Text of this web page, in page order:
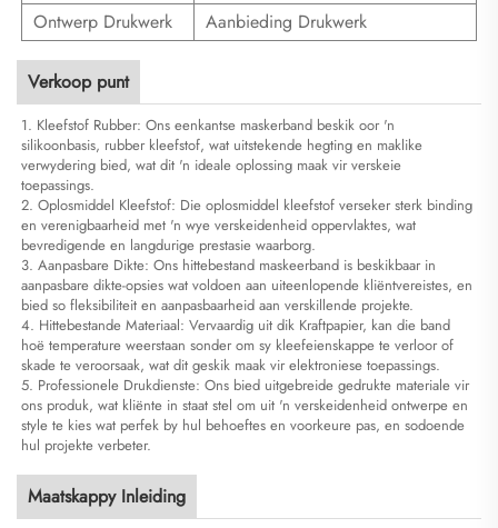
Ontwerp Drukwerk
Aanbieding Drukwerk
Verkoop punt
1. Kleefstof Rubber: Ons eenkantse maskerband beskik oor 'n
silikoonbasis, rubber kleefstof, wat uitstekende hegting en maklike
verwydering bied, wat dit 'n ideale oplossing maak vir verskeie
toepassings.
2. Oplosmiddel Kleefstof: Die oplosmiddel kleefstof verseker sterk binding
en verenigbaarheid met 'n wye verskeidenheid oppervlaktes, wat
bevredigende en langdurige prestasie waarborg.
3. Aanpasbare Dikte: Ons hittebestand maskeerband is beskikbaar in
aanpasbare dikte-opsies wat voldoen aan uiteenlopende kliëntvereistes, en
bied so fleksibiliteit en aanpasbaarheid aan verskillende projekte.
4. Hittebestande Materiaal: Vervaardig uit dik Kraftpapier, kan die band
hoë temperature weerstaan sonder om sy kleefeienskappe te verloor of
skade te veroorsaak, wat dit geskik maak vir elektroniese toepassings.
5. Professionele Drukdienste: Ons bied uitgebreide gedrukte materiale vir
ons produk, wat kliënte in staat stel om uit 'n verskeidenheid ontwerpe en
style te kies wat perfek by hul behoeftes en voorkeure pas, en sodoende
hul projekte verbeter.
Maatskappy Inleiding